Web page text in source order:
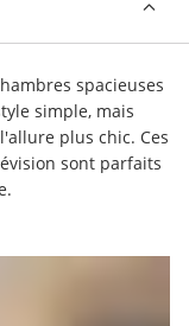
spacieuses
simple, mais
plus chic. Ces
sont parfaits